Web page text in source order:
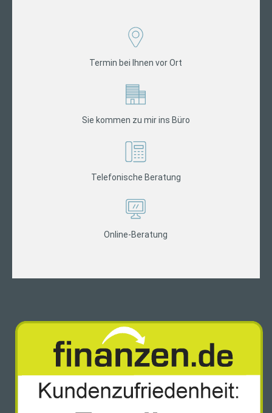
Termin bei Ihnen vor Ort
Sie kommen zu mir ins Büro
Telefonische Beratung
Online-Beratung